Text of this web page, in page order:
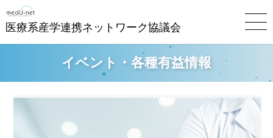
医療系産学連携ネットワーク協議会
イベント・各種有益情報